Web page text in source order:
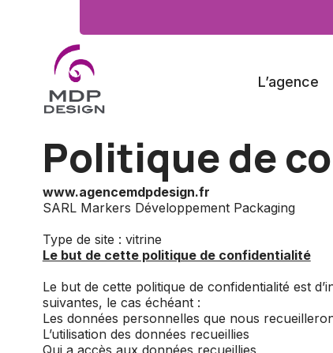
L’agence
Politique de
www.agencemdpdesign.fr
SARL Markers Développement Packaging
Type de site : vitrine
Le but de cette politique de confidentialité
Le but de cette politique de confidentialité est
suivantes, le cas échéant :
Les données personnelles que nous
L’utilisation des données recueillies
Qui a accès aux données recueillies